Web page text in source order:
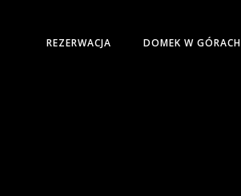
REZERWACJA DOMEK W GÓRACH